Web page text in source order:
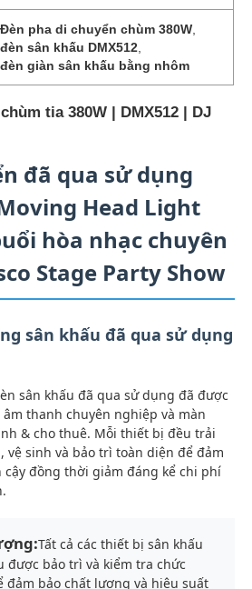
Đèn pha di chuyển chùm 380W
đèn sân khấu DMX512
đèn giàn sân khấu bằng nhôm
tia 380W | DMX512 | DJ
đã qua sử dụng
Head Light
hòa nhạc chuyên
Stage Party Show
sân khấu đã qua sử dụng
sân khấu đã qua sử dụng đã được
thanh chuyên nghiệp và màn
& cho thuê. Mỗi thiết bị đều trải
sinh và bảo trì toàn diện để đảm
đồng thời giảm đáng kể chi phí
Tất cả các thiết bị sân khấu
được bảo trì và kiểm tra chức
đảm bảo chất lượng và hiệu suất